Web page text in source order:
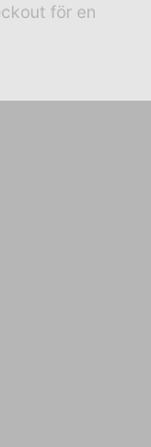
för en